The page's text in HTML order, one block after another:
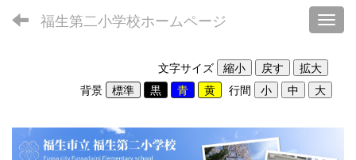
福生第二小学校ホームページ
文字サイズ
背景
行間